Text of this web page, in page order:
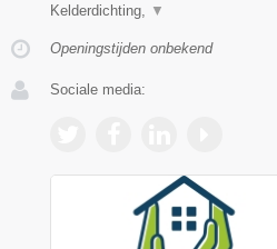
Kelderdichting, ▼
Openingstijden onbekend
Sociale media: